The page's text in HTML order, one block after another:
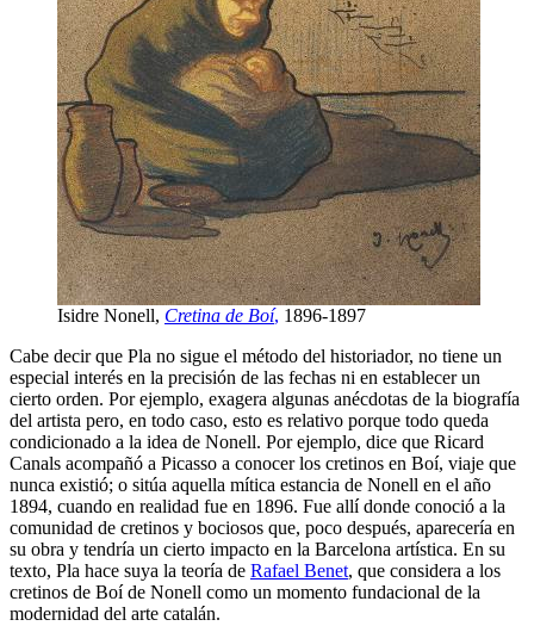
Isidre Nonell, Cretina de Boí, 1896-1897
Cabe decir que Pla no sigue el método del historiador, no tiene un
especial interés en la precisión de las fechas ni en establecer un
cierto orden. Por ejemplo, exagera algunas anécdotas de la biografía
del artista pero, en todo caso, esto es relativo porque todo queda
condicionado a la idea de Nonell. Por ejemplo, dice que Ricard
Canals acompañó a Picasso a conocer los cretinos en Boí, viaje que
nunca existió; o sitúa aquella mítica estancia de Nonell en el año
1894, cuando en realidad fue en 1896. Fue allí donde conoció a la
comunidad de cretinos y bociosos que, poco después, aparecería en
su obra y tendría un cierto impacto en la Barcelona artística. En su
texto, Pla hace suya la teoría de Rafael Benet, que considera a los
cretinos de Boí de Nonell como un momento fundacional de la
modernidad del arte catalán.